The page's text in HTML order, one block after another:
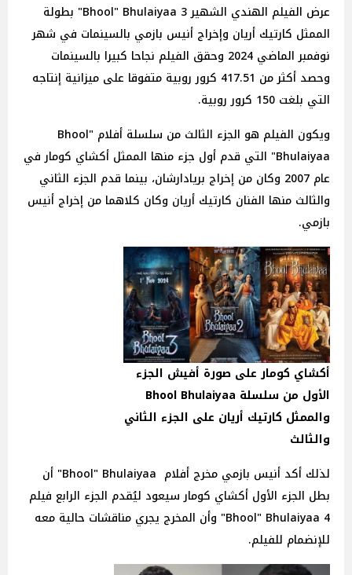
عرض الفيلم الهندي الشهير 3 Bhool" Bhulaiyaa" بطولة
الممثل كارتيك أريان وإخراج أنيس بازمي بالسينمات في شهر
نوفمبر الماضي 2024 وحقق الفيلم نجاحا كبيرا بالسينمات
وحصد أكثر من 417.51 كرور روبية متفوقا على ميزانية إنتاجه
التي بلغت 150 كرور روبية.
ويكون الفيلم هو الجزء الثالث من سلسلة أفلام "Bhool
Bhulaiyaa" التي قدم أول جزء منها الممثل أكشاي كومار في
عام 2007 وكان من إخراج بريادارشان، بينما قدم الجزء الثاني
والثالث منها الفنان كارتيك أريان وكان كلاهما من إخراج أنيس
بازمي.
أكشاي كومار على صورة أفيش الجزء
الأول من سلسلة Bhool Bhulaiyaa
والممثل كارتيك أريان على الجزء الثاني
والثالث
لذلك أكد أنيس بازمي مخرج أفلام Bhool" Bhulaiyaa" أن
بطل الجزء الأول أكشاي كومار سيعود ليُقدم الجزء الرابع فيلم
Bhool" Bhulaiyaa 4" وأن المخرج يجري مناقشات حالية معه
للإنضمام للفيلم.